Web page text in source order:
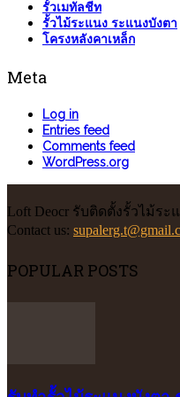
รั้วเมทัลชีท
รั้วไม้ระแนง ระแนงบังตา
โครงหลังคาเหล็ก
Meta
Log in
Entries feed
Comments feed
WordPress.org
Loft Deocr รับติดตั้งรั้วไม้ระ
Contact us:
POPULAR POSTS